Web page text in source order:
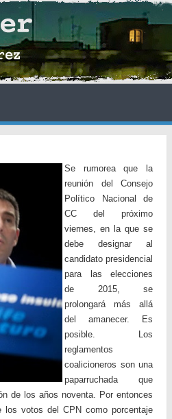
Se rumorea que la
reunión del Consejo
Político Nacional de
CC del próximo
viernes, en la que se
debe designar al
candidato presidencial
para las elecciones
de 2015, se
prolongará más allá
del amanecer. Es
posible. Los
reglamentos
coalicioneros son una
paparruchada que
de los años noventa. Por entonces
votos del CPN como porcentaje